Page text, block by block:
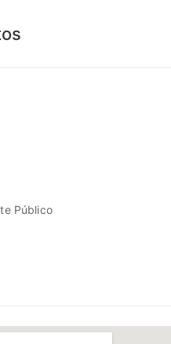
Público